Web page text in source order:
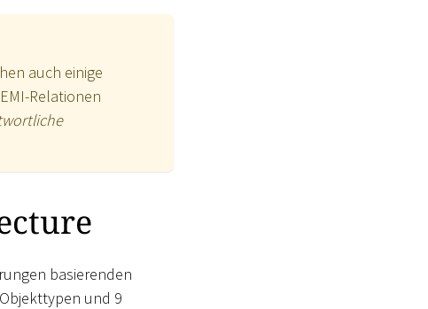
auch einige
Relationen
basierenden
und 9